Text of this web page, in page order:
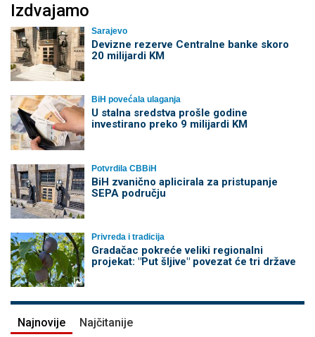
Izdvajamo
Sarajevo
Devizne rezerve Centralne banke skoro
20 milijardi KM
BiH povećala ulaganja
U stalna sredstva prošle godine
investirano preko 9 milijardi KM
Potvrdila CBBiH
BiH zvanično aplicirala za pristupanje
SEPA području
Privreda i tradicija
Gradačac pokreće veliki regionalni
projekat: "Put šljive" povezat će tri države
Najnovije Najčitanije